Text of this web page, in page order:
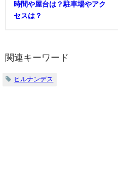
時間や屋台は？駐車場やアク
セスは？
関連キーワード
ヒルナンデス